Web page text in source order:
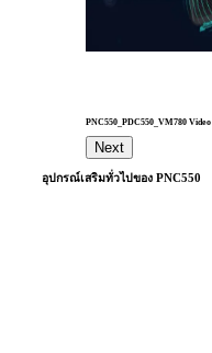
PNC550_PDC550_VM780 Video
Next
อุปกรณ์เสริมทั่วไปของ PNC550